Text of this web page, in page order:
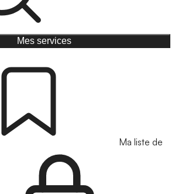
Mes services
Ma liste de